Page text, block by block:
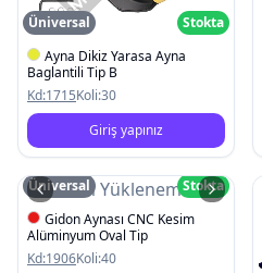
Üniversal
Stokta
Ayna Dikiz Yarasa Ayna
Baglantili Tip B
Kd:1715Koli:30
Giriş yapınız
Resim Yüklenemedi
Üniversal
Stokta
Gidon Aynası CNC Kesim
Alüminyum Oval Tip
Kd:1906Koli:40